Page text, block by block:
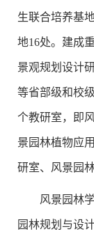
生联合培养基
地16处。建成
景观规划设计
等省部级和校
个教研室，即
景园林植物应
研室、风景园
风景园林
园林规划与设